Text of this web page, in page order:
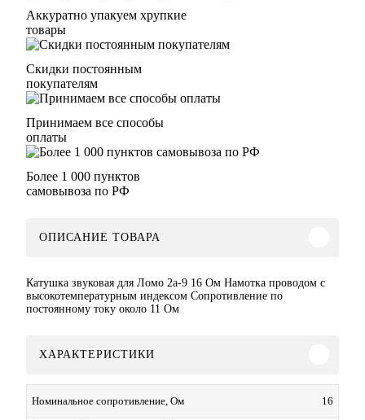
Аккуратно упакуем хрупкие
товары
Скидки постоянным
покупателям
Принимаем все способы
оплаты
Более 1 000 пунктов
самовывоза по РФ
ОПИСАНИЕ ТОВАРА
Катушка звуковая для Ломо 2а-9 16 Ом Намотка проводом с
высокотемпературным индексом Сопротивление по
постоянному току около 11 Ом
ХАРАКТЕРИСТИКИ
Номинальное сопротивление, Ом 16